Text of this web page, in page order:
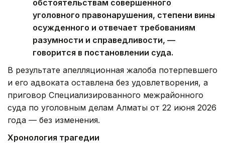
обстоятельствам совершенного
уголовного правонарушения, степени вины
осужденного и отвечает требованиям
разумности и справедливости, —
говорится в постановлении суда.
В результате апелляционная жалоба потерпевшего
и его адвоката оставлена без удовлетворения, а
приговор Специализированного межрайонного
суда по уголовным делам Алматы от 22 июня 2026
года — без изменения.
Хронология трагедии